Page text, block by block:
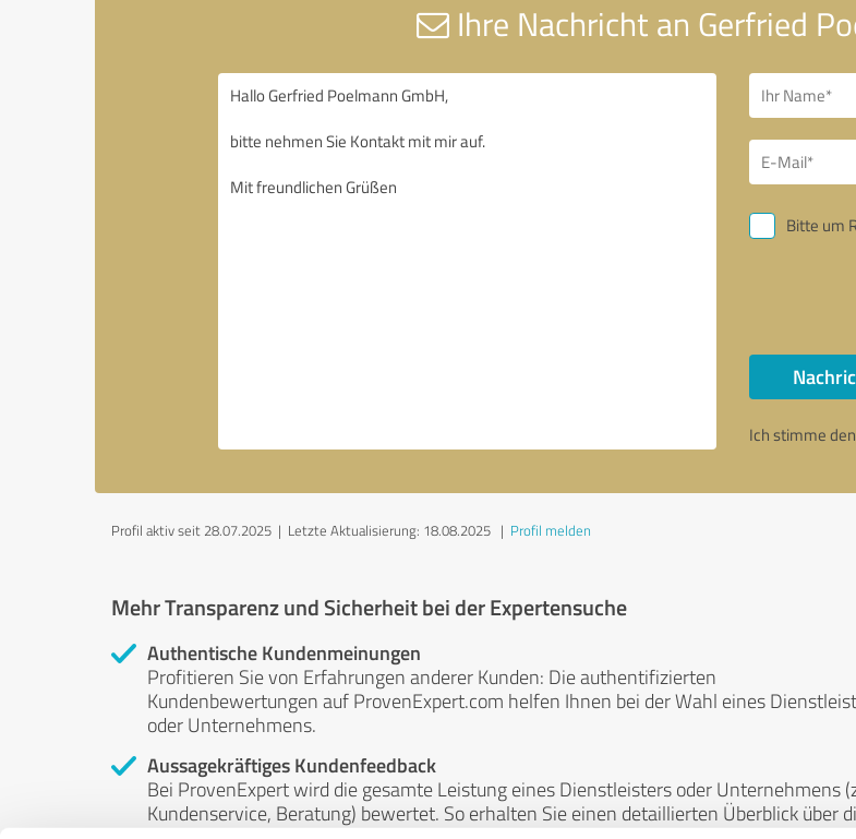
Ihre Nachricht an Gerfried
Bitte um
Ich stimme den
Profil aktiv seit 28.07.2025 | Letzte Aktualisierung: 18.08.2025 | Profil melden
Mehr Transparenz und Sicherheit bei der Expertensuche
Authentische Kundenmeinungen
Profitieren Sie von Erfahrungen anderer Kunden: Die authentifizierten
Kundenbewertungen auf ProvenExpert.com helfen Ihnen bei der Wahl eines
oder Unternehmens.
Aussagekräftiges Kundenfeedback
Bei ProvenExpert wird die gesamte Leistung eines Dienstleisters oder Unternehmens
Kundenservice, Beratung) bewertet. So erhalten Sie einen detaillierten Überblick über